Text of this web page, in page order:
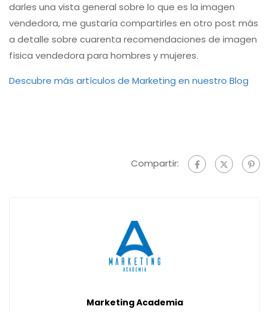
darles una vista general sobre lo que es la imagen
vendedora, me gustaría compartirles en otro post más
a detalle sobre cuarenta recomendaciones de imagen
física vendedora para hombres y mujeres.
Descubre más artículos de Marketing en nuestro Blog
Compartir:
Marketing Academia